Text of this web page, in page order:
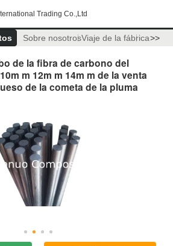
Trading Co.,Ltd
Sobre nosotrosViaje de la fábrica>>
de la fibra de carbono del
m 12m m 14m m de la venta
de la cometa de la pluma